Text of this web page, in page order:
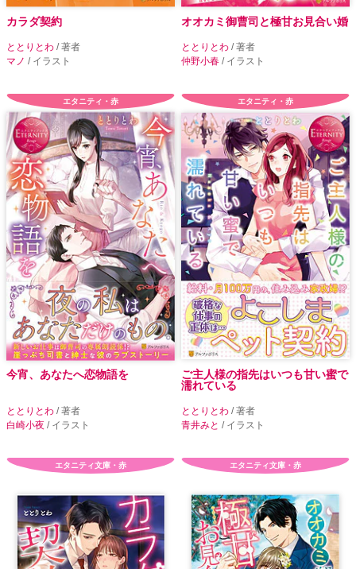
カラダ契約
ととりとわ / 著者
マノ / イラスト
オオカミ御曹司と極甘お見合い婚
ととりとわ / 著者
仲野小春 / イラスト
エタニティ・赤
今宵、あなたへ恋物語を
ととりとわ / 著者
白崎小夜 / イラスト
エタニティ・赤
ご主人様の指先はいつも甘い蜜で
濡れている
ととりとわ / 著者
青井みと / イラスト
エタニティ文庫・赤 エタニティ文庫・赤